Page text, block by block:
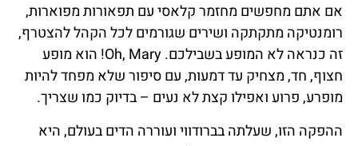
אם אתם מחפשים מחזמר קלאסי עם תפאורות מפוארות,
רומנטיקה מתקתקה ושירים שגורמים לכל הקהל להצטרף,
זה כנראה לא המופע בשבילכם. Oh, Mary! הוא מופע
חצוף, חד, מצחיק עד דמעות, עם סיפור שלא מפחד להיות
מופרע, פרוע ואפילו קצת לא נעים – בדיוק כמו שצריך.
ההפקה הזו, שעלתה בברודווי ועוררה הדים בעולם, היא